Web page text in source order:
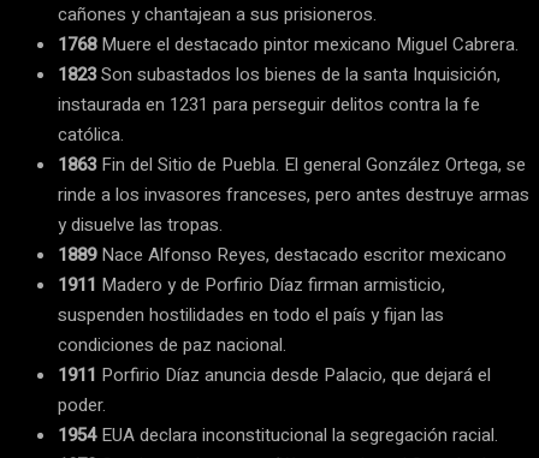
cañones y chantajean a sus prisioneros.
1768Muere el destacado pintor mexicano Miguel Cabrera.
1823Son subastados los bienes de la santa Inquisición,
instaurada en 1231 para perseguir delitos contra la fe
católica.
1863Fin del Sitio de Puebla. El general González Ortega, se
rinde a los invasores franceses, pero antes destruye armas
y disuelve las tropas.
1889Nace Alfonso Reyes, destacado escritor mexicano
1911 Madero y de Porfirio Díaz firman armisticio,
suspenden hostilidades en todo el país y fijan las
condiciones de paz nacional.
1911 Porfirio Díaz anuncia desde Palacio, que dejará el
poder.
1954EUA declara inconstitucional la segregación racial.